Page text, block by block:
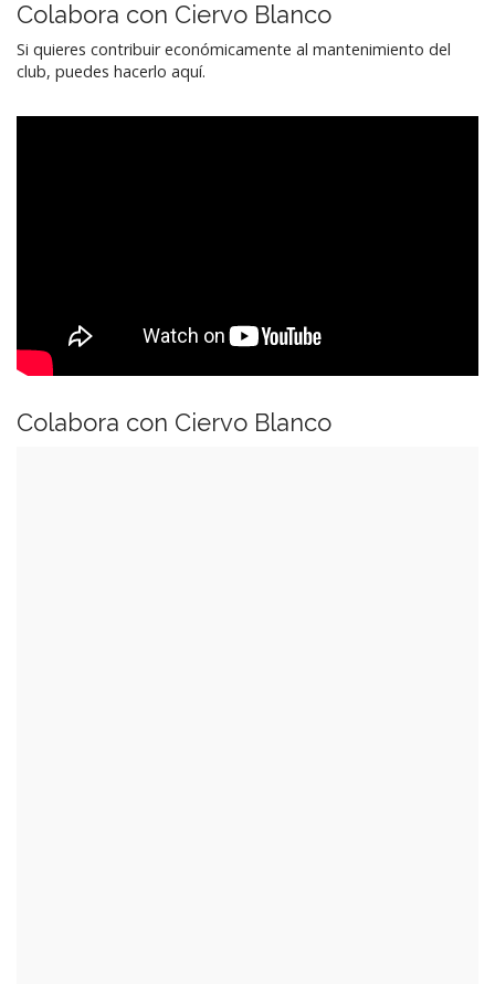
Colabora con Ciervo Blanco
Si quieres contribuir económicamente al mantenimiento del
club, puedes hacerlo aquí.
Colabora con Ciervo Blanco